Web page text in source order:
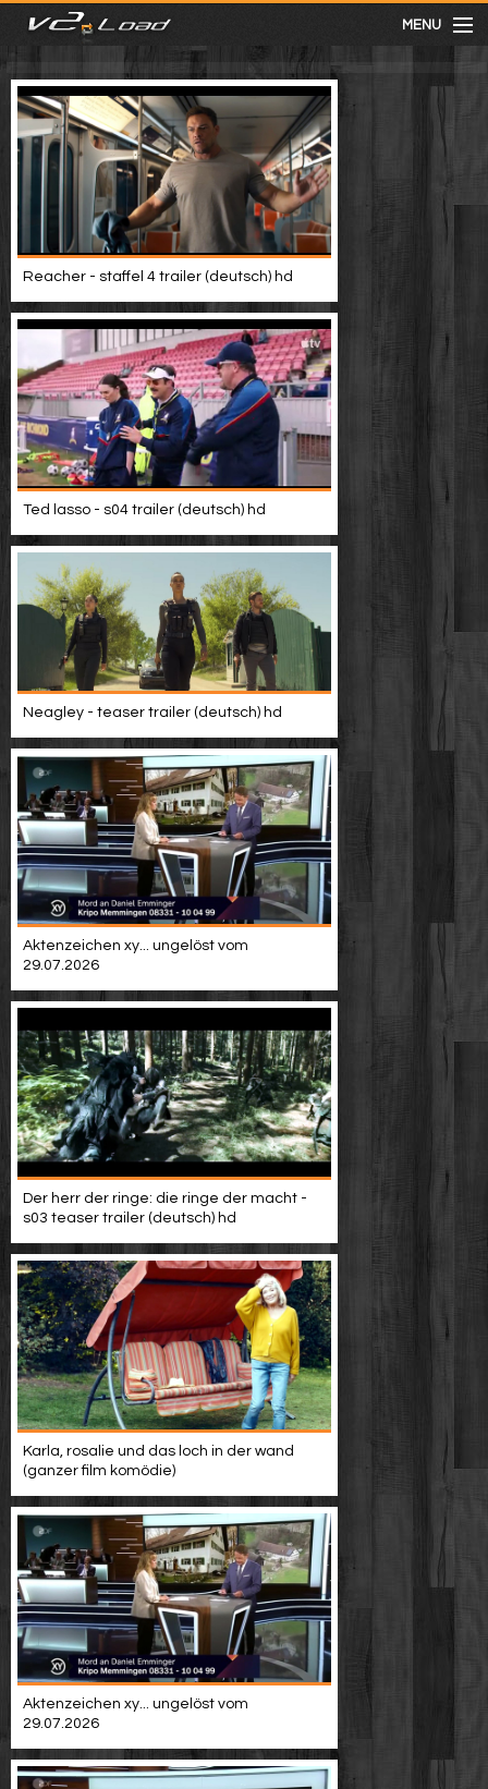
MENU
meist gesehen
neuste
kategorien
Menu
mit facebook anmelden
Informationen
Video suchen
Reacher - staffel 4 trailer (deutsch) hd
Ted lasso - s04 trailer (deutsch) hd
Neagley - teaser trailer (deutsch) hd
Aktenzeichen xy... ungelöst vom
29.07.2026
Der herr der ringe: die ringe der macht -
s03 teaser trailer (deutsch) hd
Karla, rosalie und das loch in der wand
(ganzer film komödie)
Aktenzeichen xy... ungelöst vom
29.07.2026